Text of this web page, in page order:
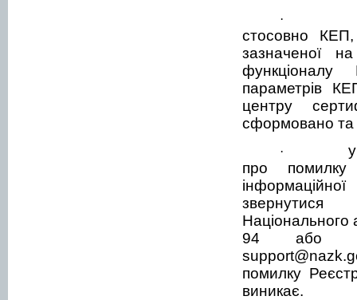
·
стосовно
зазначеної
параметрів
центру
сформовано
·
про
звернутися
Національного
94 або
помилку
виникає.